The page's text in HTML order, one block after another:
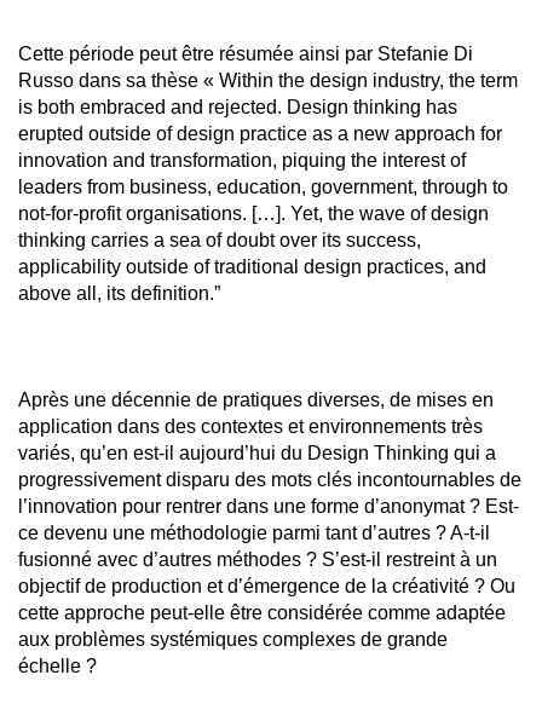
Cette période peut être résumée ainsi par Stefanie Di
Russo dans sa thèse « Within the design industry, the term
is both embraced and rejected. Design thinking has
erupted outside of design practice as a new approach for
innovation and transformation, piquing the interest of
leaders from business, education, government, through to
not-for-profit organisations. […]. Yet, the wave of design
thinking carries a sea of doubt over its success,
applicability outside of traditional design practices, and
above all, its definition.”
Après une décennie de pratiques diverses, de mises en
application dans des contextes et environnements très
variés, qu’en est-il aujourd’hui du Design Thinking qui a
progressivement disparu des mots clés incontournables de
l’innovation pour rentrer dans une forme d’anonymat ? Est-
ce devenu une méthodologie parmi tant d’autres ? A-t-il
fusionné avec d’autres méthodes ? S’est-il restreint à un
objectif de production et d’émergence de la créativité ? Ou
cette approche peut-elle être considérée comme adaptée
aux problèmes systémiques complexes de grande
échelle ?